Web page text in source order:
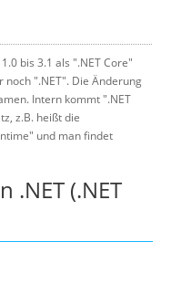
bis 3.1 als ".NET Core"
noch ".NET". Die Änderung
Intern kommt ".NET
z.B. heißt die
und man findet
.NET (.NET